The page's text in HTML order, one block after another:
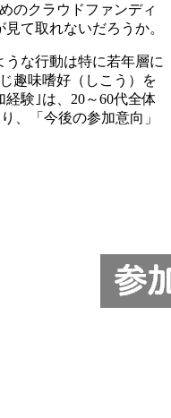
のクラウドファンディ
て取れないだろうか。
な行動は特に若年層に
趣味嗜好（しこう）を
験｣は、20～60代全体
、「今後の参加意向」